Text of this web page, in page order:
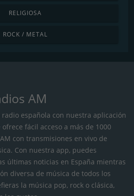
RELIGIOSA
ROCK / METAL
AM
española con nuestra aplicación
fácil acceso a más de 1000
con transmisiones en vivo de
Con nuestra app, puedes
últimas noticias en España mientras
diversa de música de todos los
la música pop, rock o clásica,